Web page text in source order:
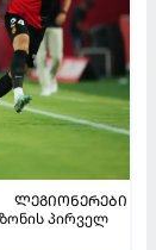
ᲚᲔᲒᲘᲝᲜᲔᲠᲔᲑᲘ
პირველ